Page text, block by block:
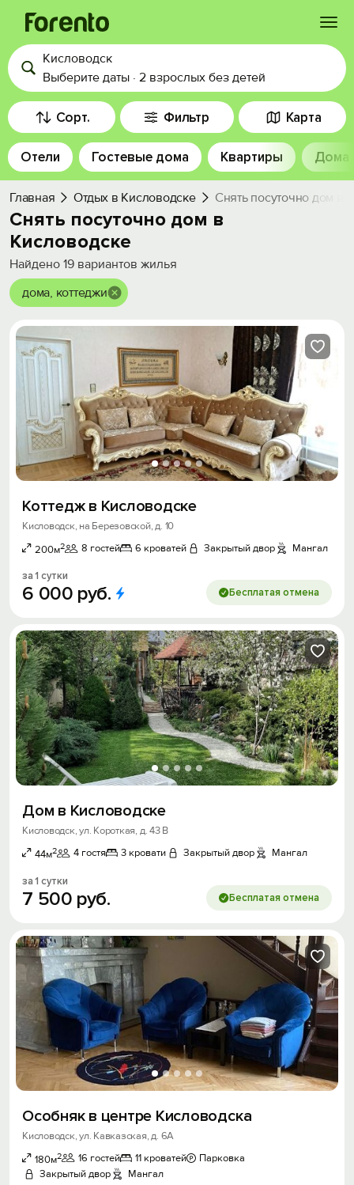
Войти
Избранное
История просмотра
Добавить свой объект
Кисловодск
Выберите даты · 2 взрослых без детей
Сорт. Фильтр Карта
Отели Гостевые дома Квартиры Дома
Главная Отдых в Кисловодске Снять посуточно дом в
Снять посуточно дом в
Кисловодске
Найдено 19 вариантов жилья
дома, коттеджи
Коттедж в Кисловодске
Кисловодск, на Березовской, д. 10
200м2 8 гостей 6 кроватей Закрытый двор Мангал
за 1 сутки
6 000 руб. Бесплатая отмена
Дом в Кисловодске
Кисловодск, ул. Короткая, д. 43 В
44м2 4 гостя 3 кровати Закрытый двор Мангал
за 1 сутки
7 500 руб. Бесплатая отмена
Особняк в центре Кисловодска
Кисловодск, ул. Кавказская, д. 6А
180м2 16 гостей 11 кроватей
Парковка
Закрытый двор
Мангал